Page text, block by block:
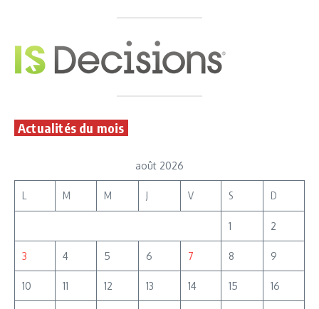
Actualités du mois
août 2026
L M M J V S D
1 2
3 4 5 6 7 8 9
10 11 12 13 14 15 16